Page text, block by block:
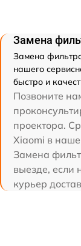
Замена
Замена
нашего
быстро и
Позвоните
проектора.
Xiaomi в
Замена
выезде, если
курьер